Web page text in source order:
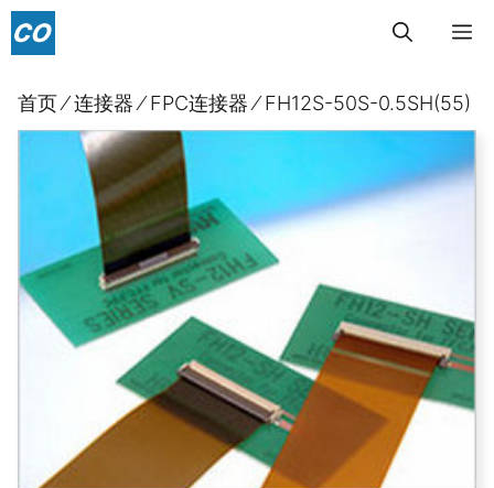
跳
至
容
菜
首页⁄连接器⁄FPC连接器⁄FH12S-50S-0.5SH(55)